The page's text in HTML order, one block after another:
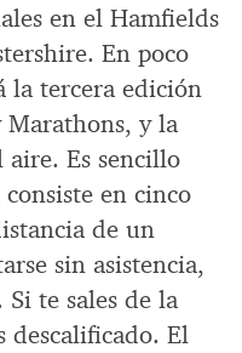
en el Hamfields
En poco
la tercera edición
Marathons, y la
aire. Es sencillo
en cinco
de un
sin asistencia,
te sales de la
descalificado. El